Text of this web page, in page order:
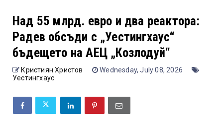
Над 55 млрд. евро и два реактора:
Радев обсъди с „Уестингхаус“
бъдещето на АЕЦ „Козлодуй“
Кристиян Христов
Wednesday, July 08, 2026
Уестингхаус